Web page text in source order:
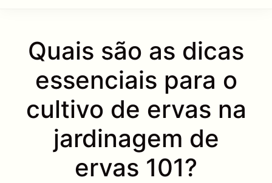
Quais são as dicas
essenciais para o
cultivo de ervas na
jardinagem de
ervas 101?